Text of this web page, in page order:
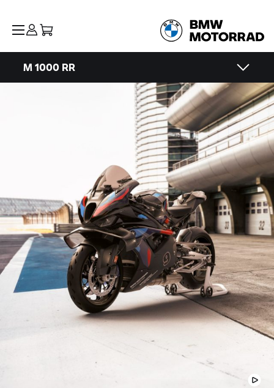
M 1000 RR